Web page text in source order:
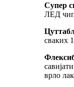
Супер
ЛЕД
сваких
врло